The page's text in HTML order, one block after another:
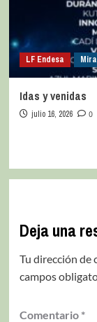
LF Endesa
Idas y venidas
julio 16, 2026 0
Deja una
Tu dirección de
campos
Comentario *